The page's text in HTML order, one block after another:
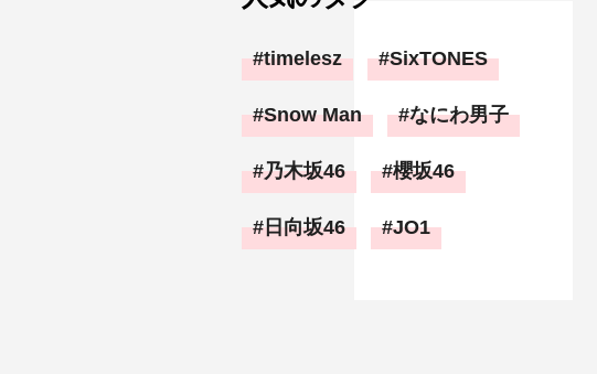
timelesz SixTONES
Snow Man なにわ男子
乃木坂46 櫻坂46
日向坂46 JO1